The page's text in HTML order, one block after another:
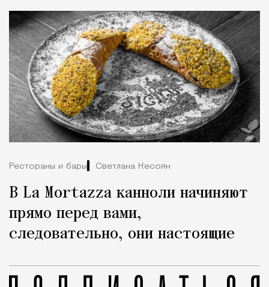
Рестораны и бары Светлана Кесоян
В La Mortazza канноли начиняют
прямо перед вами,
следовательно, они настоящие